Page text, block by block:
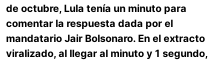
de octubre, Lula tenía un minuto para
comentar la respuesta dada por el
mandatario Jair Bolsonaro. En el extracto
viralizado, al llegar al minuto y 1 segundo,